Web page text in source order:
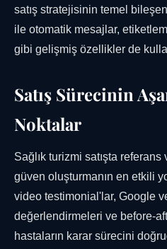
satış stratejisinin temel
ile otomatik mesajlar,
gibi gelişmiş özellikler de
Satış Sürecinin
Noktalar
Sağlık turizmi satışta referans
güven oluşturmanın en etkili
video testimonial'lar, Google
değerlendirmeleri ve before-
hastaların karar sürecini